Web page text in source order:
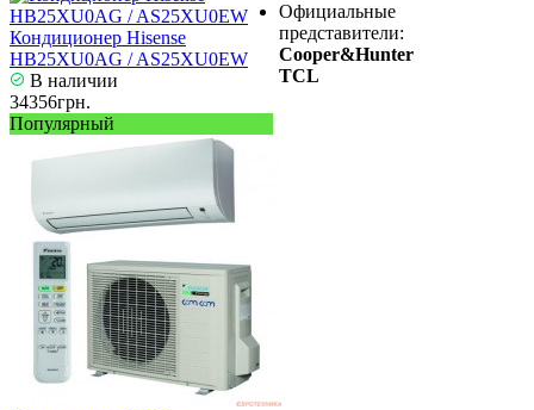
Кондиционер Hisense
HB25XU0AG / AS25XU0EW
В наличии
34356грн.
Популярный
Официальные
представители:
Cooper&Hunter
TCL